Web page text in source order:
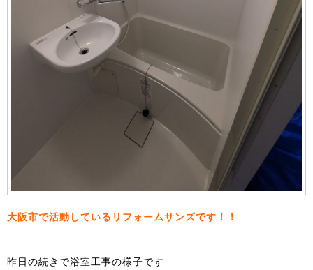
大阪市で活動しているリフォームサンズです！！
昨日の続きで浴室工事の様子です